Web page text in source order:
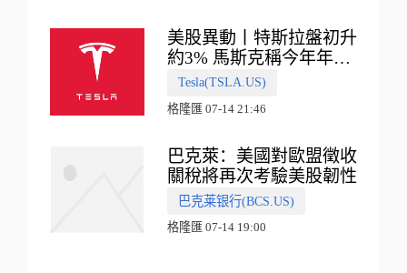
美股異動丨特斯拉盤初升
約3% 馬斯克稱今年年底
會有‘史詩級震撼’的演示
Tesla(TSLA.US)
格隆匯 07-14 21:46
巴克萊：美國對歐盟徵收
關稅將再次考驗美股韌性
巴克莱银行(BCS.US)
格隆匯 07-14 19:00